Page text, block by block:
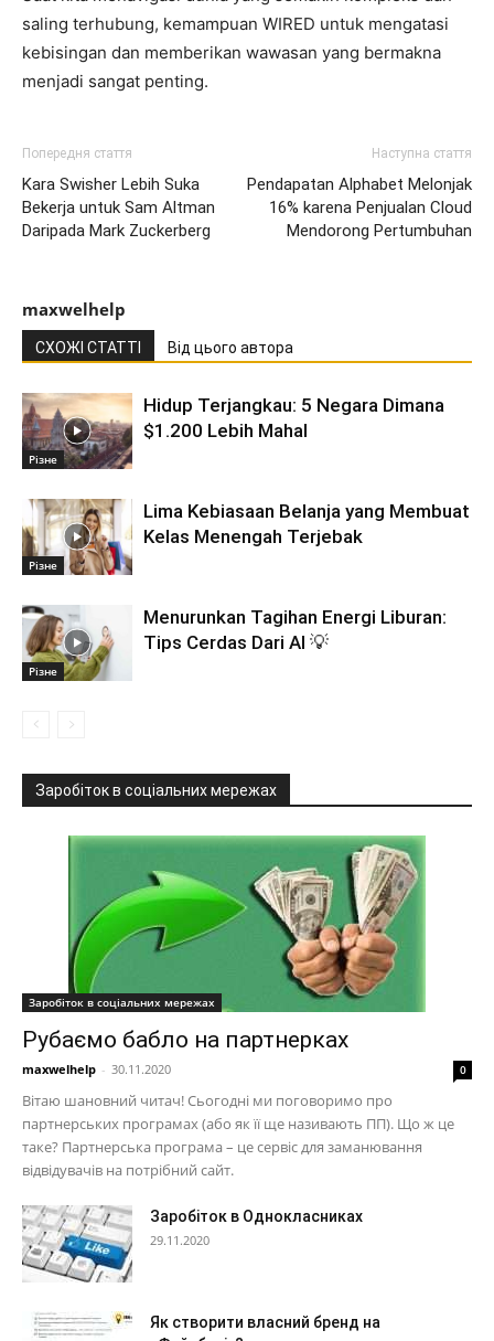
saling terhubung, kemampuan WIRED untuk mengatasi
kebisingan dan memberikan wawasan yang bermakna
menjadi sangat penting.
Попередня стаття
Kara Swisher Lebih Suka
Bekerja untuk Sam Altman
Daripada Mark Zuckerberg
Наступна стаття
Pendapatan Alphabet Melonjak
16% karena Penjualan Cloud
Mendorong Pertumbuhan
maxwelhelp
СХОЖІ СТАТТІ Від цього автора
Різне
Hidup Terjangkau: 5 Negara Dimana
$1.200 Lebih Mahal
Різне
Lima Kebiasaan Belanja yang Membuat
Kelas Menengah Terjebak
Різне
Menurunkan Tagihan Energi Liburan:
Tips Cerdas Dari AI 💡
Заробіток в соціальних мережах
Заробіток в соціальних мережах
Рубаємо бабло на партнерках
maxwelhelp - 30.11.2020 0
Вітаю шановний читач! Сьогодні ми поговоримо про
партнерських програмах (або як її ще називають ПП). Що ж це
таке? Партнерська програма – це сервіс для заманювання
відвідувачів на потрібний сайт.
Заробіток в Однокласниках
29.11.2020
Як створити власний бренд на